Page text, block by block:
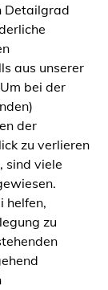
Detailgrad
aus unserer
bei der
der
zu verlieren
sind viele
helfen,
zu